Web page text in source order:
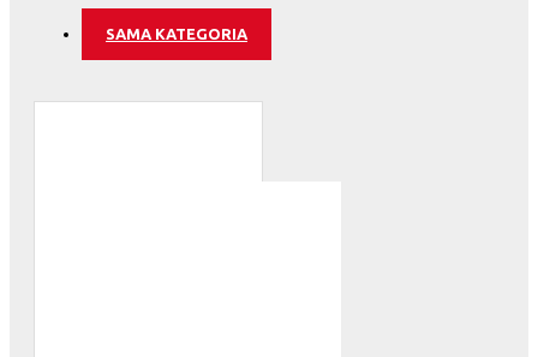
SAMA KATEGORIA